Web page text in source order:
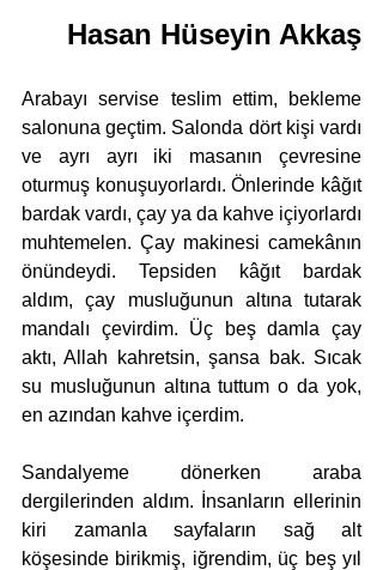
Hasan Hüseyin Akkaş
Arabayı servise teslim ettim, bekleme
salonuna geçtim. Salonda dört kişi vardı
ve ayrı ayrı iki masanın çevresine
oturmuş konuşuyorlardı. Önlerinde kâğıt
bardak vardı, çay ya da kahve içiyorlardı
muhtemelen. Çay makinesi camekânın
önündeydi. Tepsiden kâğıt bardak
aldım, çay musluğunun altına tutarak
mandalı çevirdim. Üç beş damla çay
aktı, Allah kahretsin, şansa bak. Sıcak
su musluğunun altına tuttum o da yok,
en azından kahve içerdim.
Sandalyeme dönerken araba
dergilerinden aldım. İnsanların ellerinin
kiri zamanla sayfaların sağ alt
köşesinde birikmiş, iğrendim, üç beş yıl